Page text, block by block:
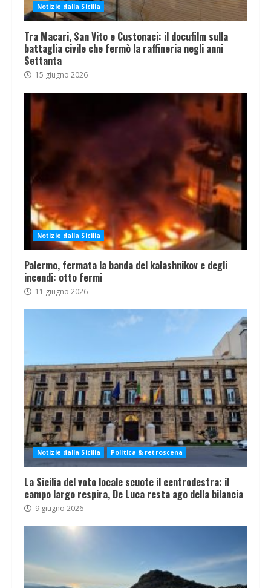
Notizie dalla Sicilia
Tra Macari, San Vito e Custonaci: il docufilm sulla
battaglia civile che fermò la raffineria negli anni
Settanta
15 giugno 2026
Notizie dalla Sicilia
Palermo, fermata la banda del kalashnikov e degli
incendi: otto fermi
11 giugno 2026
Notizie dalla Sicilia Politica & retroscena
La Sicilia del voto locale scuote il centrodestra: il
campo largo respira, De Luca resta ago della bilancia
9 giugno 2026